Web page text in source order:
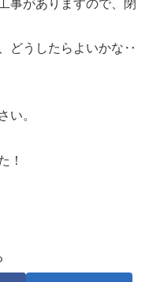
事がありますので、閉
どうしたらよいかな‥
い。
！